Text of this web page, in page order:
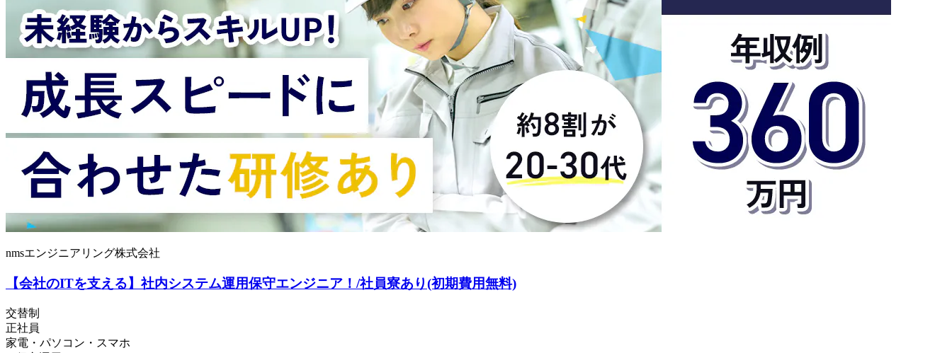
nmsエンジニアリング株式会社
【会社のITを支える】社内システム運用保守エンジニア！/社員寮あり(初期費用無料)
交替制
正社員
家電・パソコン・スマホ